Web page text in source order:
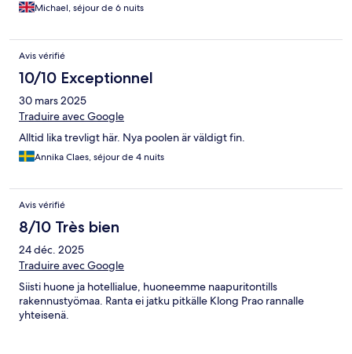
Michael, séjour de 6 nuits
Avis vérifié
10/10 Exceptionnel
30 mars 2025
Traduire avec Google
Alltid lika trevligt här. Nya poolen är väldigt fin.
Annika Claes, séjour de 4 nuits
Avis vérifié
8/10 Très bien
24 déc. 2025
Traduire avec Google
Siisti huone ja hotellialue, huoneemme naapuritontills
rakennustyömaa. Ranta ei jatku pitkälle Klong Prao rannalle
yhteisenä.